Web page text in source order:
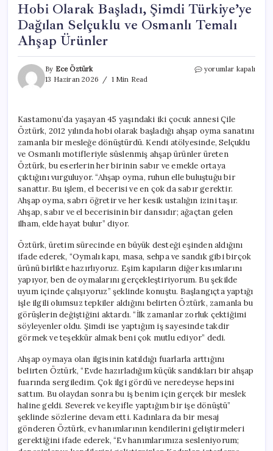
Hobi Olarak Başladı, Şimdi Türkiye’ye
Dağılan Selçuklu ve Osmanlı Temalı
Ahşap Ürünler
By Ece Öztürk
13 Haziran 2026
1 Min Read
Hobi
Dağılan
Selçuklu
ve
Osmanlı
Temalı
Ahşap
Ürünler
için
yorumlar kapalı
Kastamonu’da yaşayan 45 yaşındaki iki çocuk annesi Çile
Öztürk, 2012 yılında hobi olarak başladığı ahşap oyma sanatını
zamanla bir mesleğe dönüştürdü. Kendi atölyesinde, Selçuklu
ve Osmanlı motifleriyle süslenmiş ahşap ürünler üreten
Öztürk, bu eserlerin her birinin sabır ve emekle ortaya
çıktığını vurguluyor. “Ahşap oyma, ruhun elle buluştuğu bir
sanattır. Bu işlem, el becerisi ve en çok da sabır gerektir.
Ahşap oyma, sabrı öğretir ve her kesik ustalığın izini taşır.
Ahşap, sabır ve el becerisinin bir dansıdır; ağaçtan gelen
ilham, elde hayat bulur” diyor.
Öztürk, üretim sürecinde en büyük desteği eşinden aldığını
ifade ederek, “Oymalı kapı, masa, sehpa ve sandık gibi birçok
ürünü birlikte hazırlıyoruz. Eşim kapıların diğer kısımlarını
yapıyor, ben de oymalarını gerçekleştiriyorum. Bu şekilde
uyum içinde çalışıyoruz” şeklinde konuştu. Başlangıçta yaptığı
işle ilgili olumsuz tepkiler aldığını belirten Öztürk, zamanla bu
görüşlerin değiştiğini aktardı. “İlk zamanlar zorluk çektiğimi
söyleyenler oldu. Şimdi ise yaptığım iş sayesinde takdir
görmek ve teşekkür almak beni çok mutlu ediyor” dedi.
Ahşap oymaya olan ilgisinin katıldığı fuarlarla arttığını
belirten Öztürk, “Evde hazırladığım küçük sandıkları bir ahşap
fuarında sergiledim. Çok ilgi gördü ve neredeyse hepsini
sattım. Bu olaydan sonra bu iş benim için gerçek bir meslek
haline geldi. Severek ve keyifle yaptığım bir işe dönüştü”
şeklinde sözlerine devam etti. Kadınlara da bir mesaj
gönderen Öztürk, ev hanımlarının kendilerini geliştirmeleri
gerektiğini ifade ederek, “Ev hanımlarımıza sesleniyorum;